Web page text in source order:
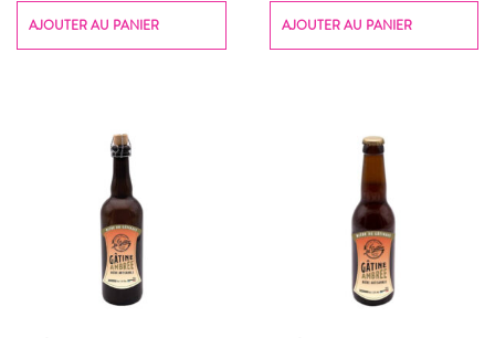
AJOUTER AU PANIER AJOUTER AU PANIER